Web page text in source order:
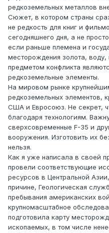
редкоземельных металлов
Сюжет, в котором страны
не редкость для книг и
сегодняшнего дня, а не
если раньше племена и
месторождения золота, воду,
предметом конфликта
редкоземельные элементы.
На мировом рынке
редкоземельных элементов,
США и Евросоюз. Не секрет,
благодаря технологиям.
сверхсовременные F-35 и
вооружения. Изготовить их
нельзя.
Как я уже написала в своей
провели соответствующие
ресурсов в Центральной
причине, Геологическая
пребывания американских
крупномасштабное
подготовила карту
ископаемых, в том числе